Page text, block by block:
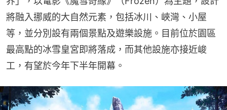
將融入挪威的大自然元素，包括冰川、峽灣、小屋
等，並分別設有兩個景點及遊樂設施。目前位於園區
最高點的冰雪皇宮即將落成，而其他設施亦接近峻
工，有望於今年下半年開幕。